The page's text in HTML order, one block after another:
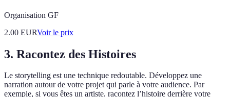
Organisation GF
2.00 EURVoir le prix
3. Racontez des Histoires
Le storytelling est une technique redoutable. Développez une
narration autour de votre projet qui parle à votre audience. Par
exemple, si vous êtes un artiste, racontez l’histoire derrière votre